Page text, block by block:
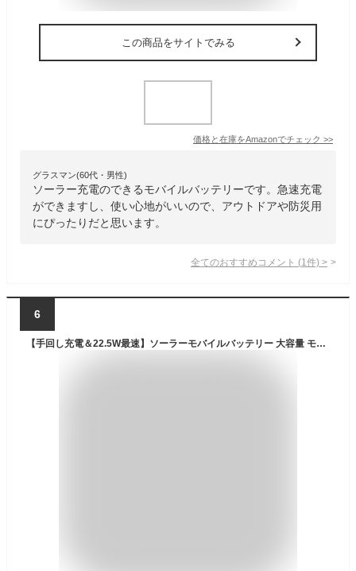
この商品をサイトでみる
価格と在庫をAmazonでチェック >>
グラスマン(60代・男性)
ソーラー充電のできるモバイルバッテリーです。急速充電
ができますし、使い心地がいいので、アウトドアや防災用
にぴったりだと思います。
全てのおすすめコメント (1 件) >
6
【手回し充電＆22.5W最速】ソーラーモバイルバッテリー 大容量 モバイルバッテリー 63800mAh 22.5W/PD18W 急速充電 ソーラーチャージャー 6台同時充電 3本ケーブル内蔵+USBポート 5way蓄電 IPX7防水 高輝度 LEDライト付き 停電対策 地震 災害 防災グッズ